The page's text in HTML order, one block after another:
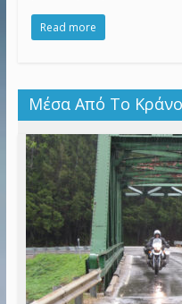
Read more
Μέσα Από Το